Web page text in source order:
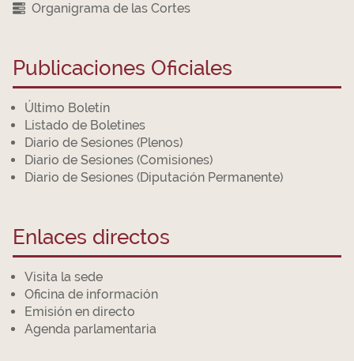
Organigrama de las Cortes
Publicaciones Oficiales
Último Boletín
Listado de Boletines
Diario de Sesiones (Plenos)
Diario de Sesiones (Comisiones)
Diario de Sesiones (Diputación Permanente)
Enlaces directos
Visita la sede
Oficina de información
Emisión en directo
Agenda parlamentaria